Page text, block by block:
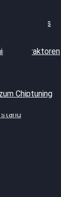
für PKWs
für Traktoren
Chiptuning